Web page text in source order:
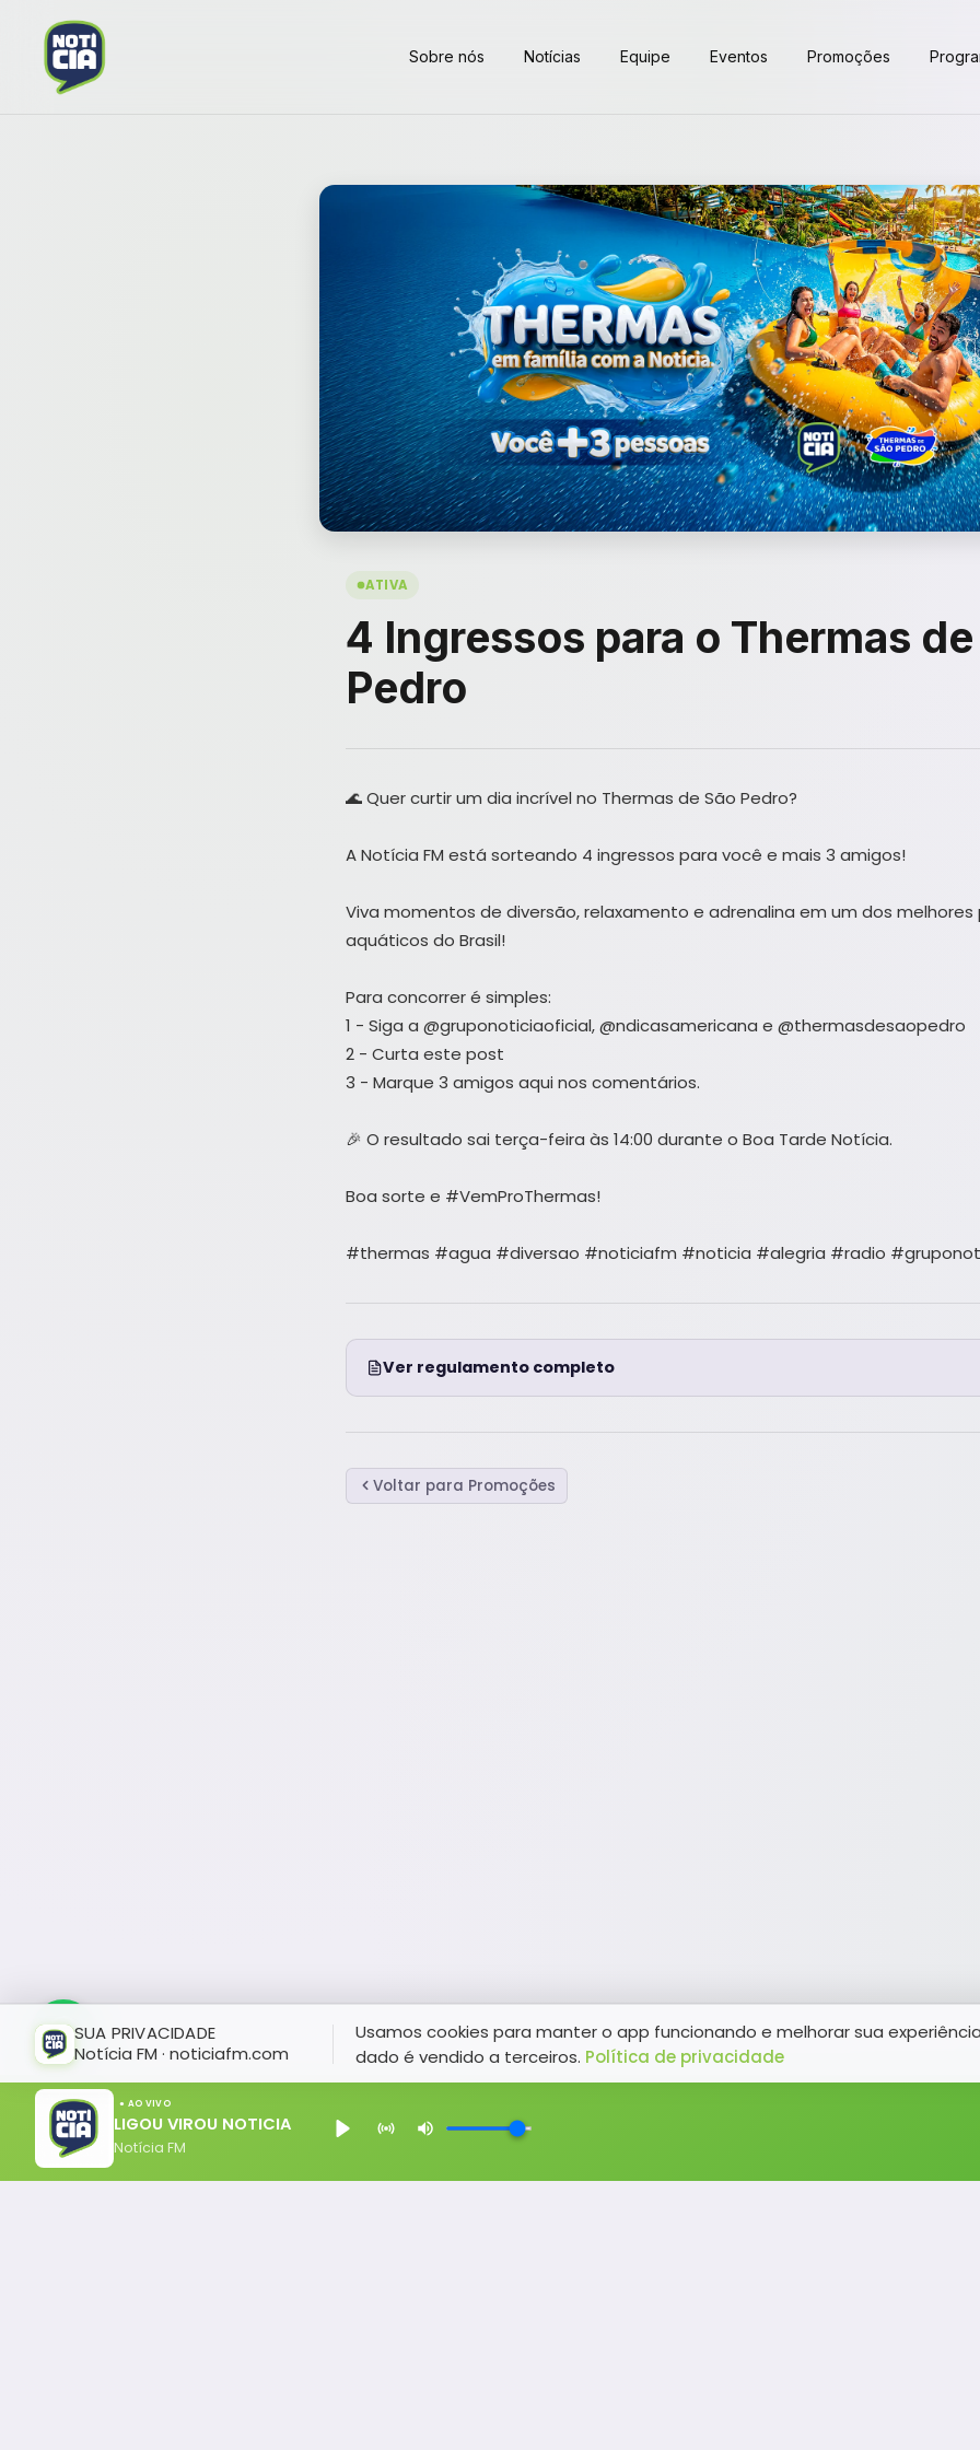
Sobre nós Notícias Equipe Eventos Promoções
ATIVA
4 Ingressos para o Thermas
Pedro
🌊 Quer curtir um dia incrível no Thermas de São Pedro?
A Notícia FM está sorteando 4 ingressos para você e mais 3 amigos!
Viva momentos de diversão, relaxamento e adrenalina em um dos melhores
aquáticos do Brasil!
Para concorrer é simples:
1 - Siga a @gruponoticiaoficial, @ndicasamericana e @thermasdesaopedro
2 - Curta este post
3 - Marque 3 amigos aqui nos comentários.
🎉 O resultado sai terça-feira às 14:00 durante o Boa Tarde Notícia.
Boa sorte e #VemProThermas!
#thermas #agua #diversao #noticiafm #noticia #alegria #radio
Ver regulamento completo
Voltar para Promoções
● AO VIVO
LIGOU VIROU NOTICIA
Notícia FM
NAVEGAÇÃO
SUA PRIVACIDADE
Notícia FM · noticiafm.com
Usamos cookies para manter o app funcionando e melhorar sua
dado é vendido a terceiros. Política de privacidade